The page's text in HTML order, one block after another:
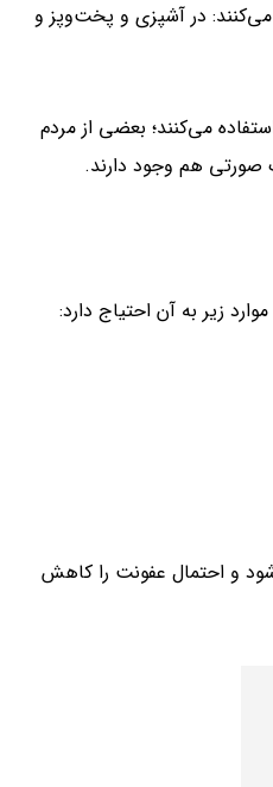
در آشپزی و پخت‌و‌پز و
می‌کنند؛ بعضی‌ از مردم
صورتی هم وجود دارند.
زیر به آن احتیاج دارد:
و احتمال عفونت را کاهش